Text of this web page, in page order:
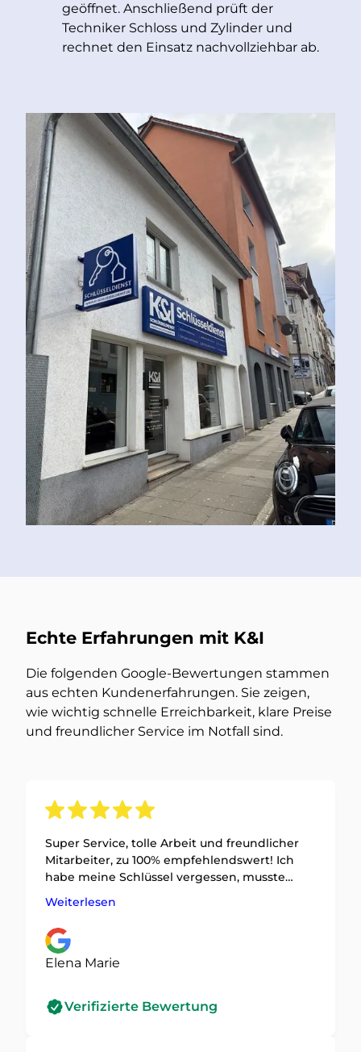
geöffnet. Anschließend prüft der
Techniker Schloss und Zylinder und
rechnet den Einsatz nachvollziehbar ab.
Echte Erfahrungen mit K&I
Die folgenden Google-Bewertungen stammen
aus echten Kundenerfahrungen. Sie zeigen,
wie wichtig schnelle Erreichbarkeit, klare Preise
und freundlicher Service im Notfall sind.
Super Service, tolle Arbeit und freundlicher
Mitarbeiter, zu 100% empfehlendswert! Ich
habe meine Schlüssel vergessen, musste
nur 15 Minuten warten und meine Tür war in 5
Minuten offen😁
Weiterlesen
Elena Marie
Verifizierte Bewertung